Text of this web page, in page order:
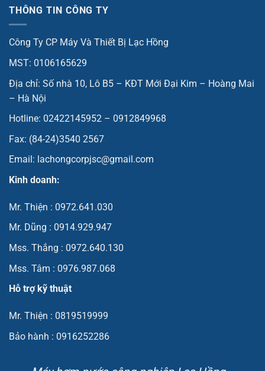
THÔNG TIN CÔNG TY
Công Ty CP Máy Và Thiết Bị Lạc Hồng
MST: 0106165629
Địa chỉ: Số nhà 10, Lô B5 – KĐT Mới Đại Kim – Hoàng Mai
– Hà Nội
Hotline: 02422145952 – 0912849968
Fax: (84-24)3540 2567
Email: lachongcorpjsc@gmail.com
Kinh doanh:
Mr. Thiện : 0972.641.030
Mr. Dũng : 0914.929.947
Mss. Thắng : 0972.640.130
Mss. Tâm : 0976.987.068
Hỗ trợ kỹ thuật
Mr. Thiện : 0819519999
Bảo hành : 0916252286